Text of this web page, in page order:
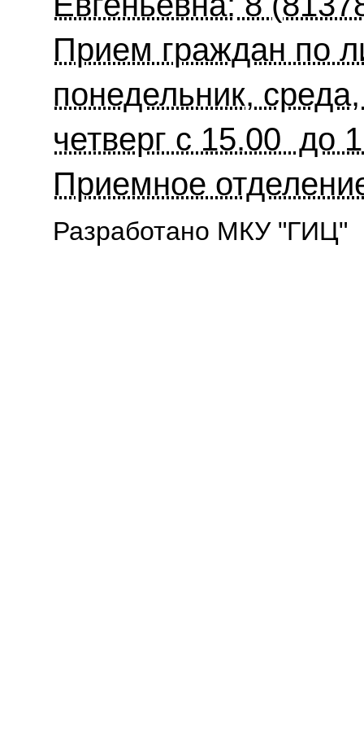
Прием граждан по
понедельник,
четверг с 15.00 до
Приемное
Разработано МКУ "ГИЦ"